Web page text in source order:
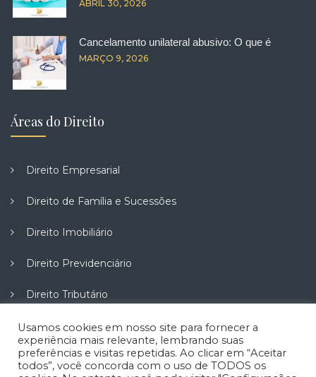
ABRIL 30, 2026
Cancelamento unilateral abusivo: O que é
MARÇO 9, 2026
Áreas do Direito
Direito Empresarial
Direito de Família e Sucessões
Direito Imobiliário
Direito Previdenciário
Direito Tributário
Direito do Trabalho
Direito do Consumidor
Usamos cookies em nosso site para fornecer a
experiência mais relevante, lembrando suas
preferências e visitas repetidas. Ao clicar em “Aceitar
todos”, você concorda com o uso de TODOS os